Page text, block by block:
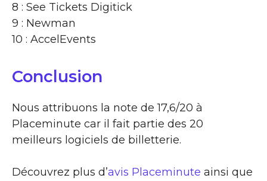
8 : See Tickets Digitick
9 : Newman
10 : AccelEvents
Conclusion
Nous attribuons la note de 17,6/20 à
Placeminute car il fait partie des 20
meilleurs logiciels de billetterie.
Découvrez plus d’avis Placeminute ainsi que